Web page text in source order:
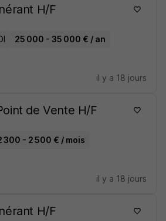
H/F
25 000 - 35 000 € / an
il y a 18 jours
de Vente H/F
300 - 2 500 € / mois
il y a 18 jours
H/F